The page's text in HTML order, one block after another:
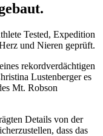
Tested, Expedition
und Nieren geprüft.
rekordverdächtigen
Lustenberger es
Mt. Robson
Details von der
dass das